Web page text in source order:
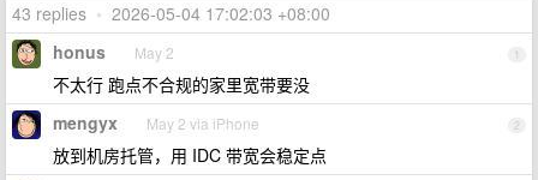
43 replies • 2026-05-04 17:02:03 +08:00
1
honus May 2
不太行 跑点不合规的家里宽带要没
2
mengyx May 2 via iPhone
放到机房托管，用 IDC 带宽会稳定点